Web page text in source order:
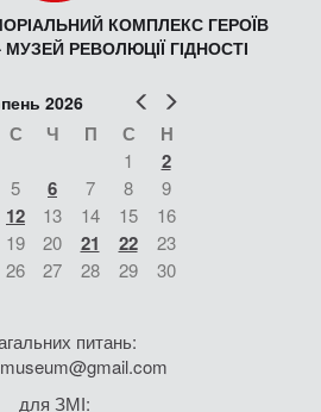
КОМПЛЕКС ГЕРОЇВ
РЕВОЛЮЦІЇ ГІДНОСТІ
Попер
2026
С Ч П С Н
1 2
5 6 7 8
9
12 13 14 15
16
19 20 21 22
23
26 27 28 29
30
питань:
для ЗМІ: